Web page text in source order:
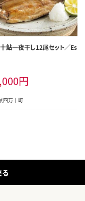
鮎一夜干し12尾セット／Es
円
四万十町